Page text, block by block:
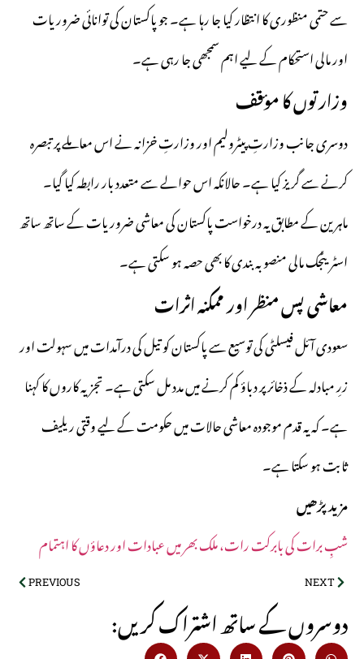
سے حتمی منظوری کا انتظار کیا جا رہا ہے۔ جو پاکستان کی توانائی ضروریات
اور مالی استحکام کے لیے اہم سمجھی جا رہی ہے۔
وزارتوں کا مؤقف
دوسری جانب وزارتِ پیٹرولیم اور وزارتِ خزانہ نے اس معاملے پر تبصرہ
کرنے سے گریز کیا ہے۔ حالانکہ اس حوالے سے متعدد بار رابطہ کیا گیا۔
ماہرین کے مطابق یہ درخواست پاکستان کی معاشی ضروریات کے ساتھ ساتھ
اسٹریٹجک مالی منصوبہ بندی کا بھی حصہ ہو سکتی ہے۔
معاشی پس منظر اور ممکنہ اثرات
سعودی آئل فیسلٹی کی توسیع سے پاکستان کو تیل کی درآمدات میں سہولت اور
زرِ مبادلہ کے ذخائر پر دباؤ کم کرنے میں مدد مل سکتی ہے۔ تجزیہ کاروں کا کہنا
ہے۔ کہ یہ قدم موجودہ معاشی حالات میں حکومت کے لیے وقتی ریلیف
ثابت ہو سکتا ہے۔
مزید پڑھیں
شبِ برات کی بابرکت رات، ملک بھر میں عبادات اور دعاؤں کا اہتمام
PREVIOUS NEXT
:دوسروں کے ساتھ اشتراک کریں